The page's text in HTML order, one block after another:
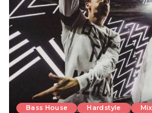
Bass House Hardstyle